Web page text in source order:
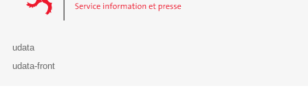
udata
udata-front